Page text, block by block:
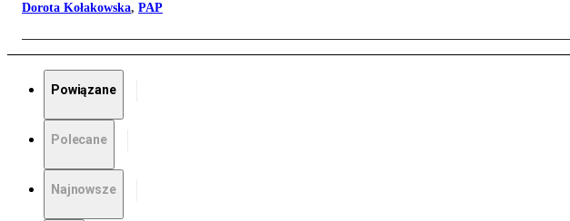
Dorota Kołakowska, PAP
Powiązane
Polecane
Najnowsze